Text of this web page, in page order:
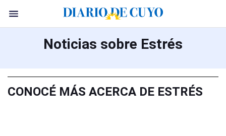
Noticias sobre Estrés
CONOCÉ MÁS ACERCA DE ESTRÉS